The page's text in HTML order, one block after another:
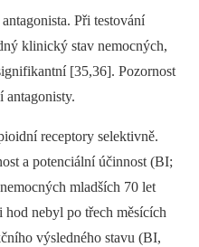
Při testování
klinický stav nemocných,
[35,36]. Pozornost
antagonisty.
receptory selektivně.
a potenciální účinnost (BI;
mladších 70 let
nebyl po třech měsících
výsledného stavu (BI,